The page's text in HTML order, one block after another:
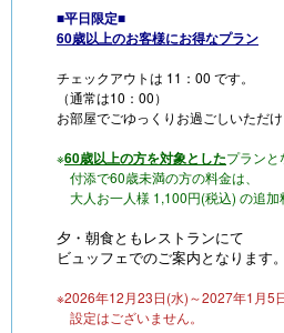
■平日限定■
60歳以上のお客様にお得なプラン
チェックアウトは 11：00 です。
（通常は10：00）
お部屋でごゆっくりお過ごしいただけ
※60歳以上の方を対象としたプランと
付添で60歳未満の方の料金は、
大人お一人様 1,100円(税込) の追加
夕・朝食ともレストランにて
ビュッフェでのご案内となります。
※2026年12月23日(水)～2027年1月5
設定はございません。